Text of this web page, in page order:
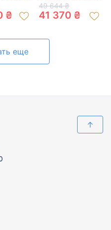
01-
₴
цирконом 01-
200523153
49 644 ₴
41 370 ₴
еще
↑